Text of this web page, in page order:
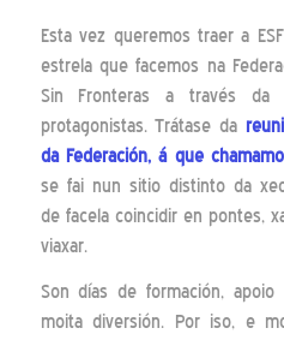
Esta vez queremos traer a
estrela que facemos na
Sin Fronteras a través
protagonistas. Trátase da
da Federación, á que
se fai nun sitio distinto da
de facela coincidir en pontes,
viaxar.
Son días de formación,
moita diversión. Por iso, e